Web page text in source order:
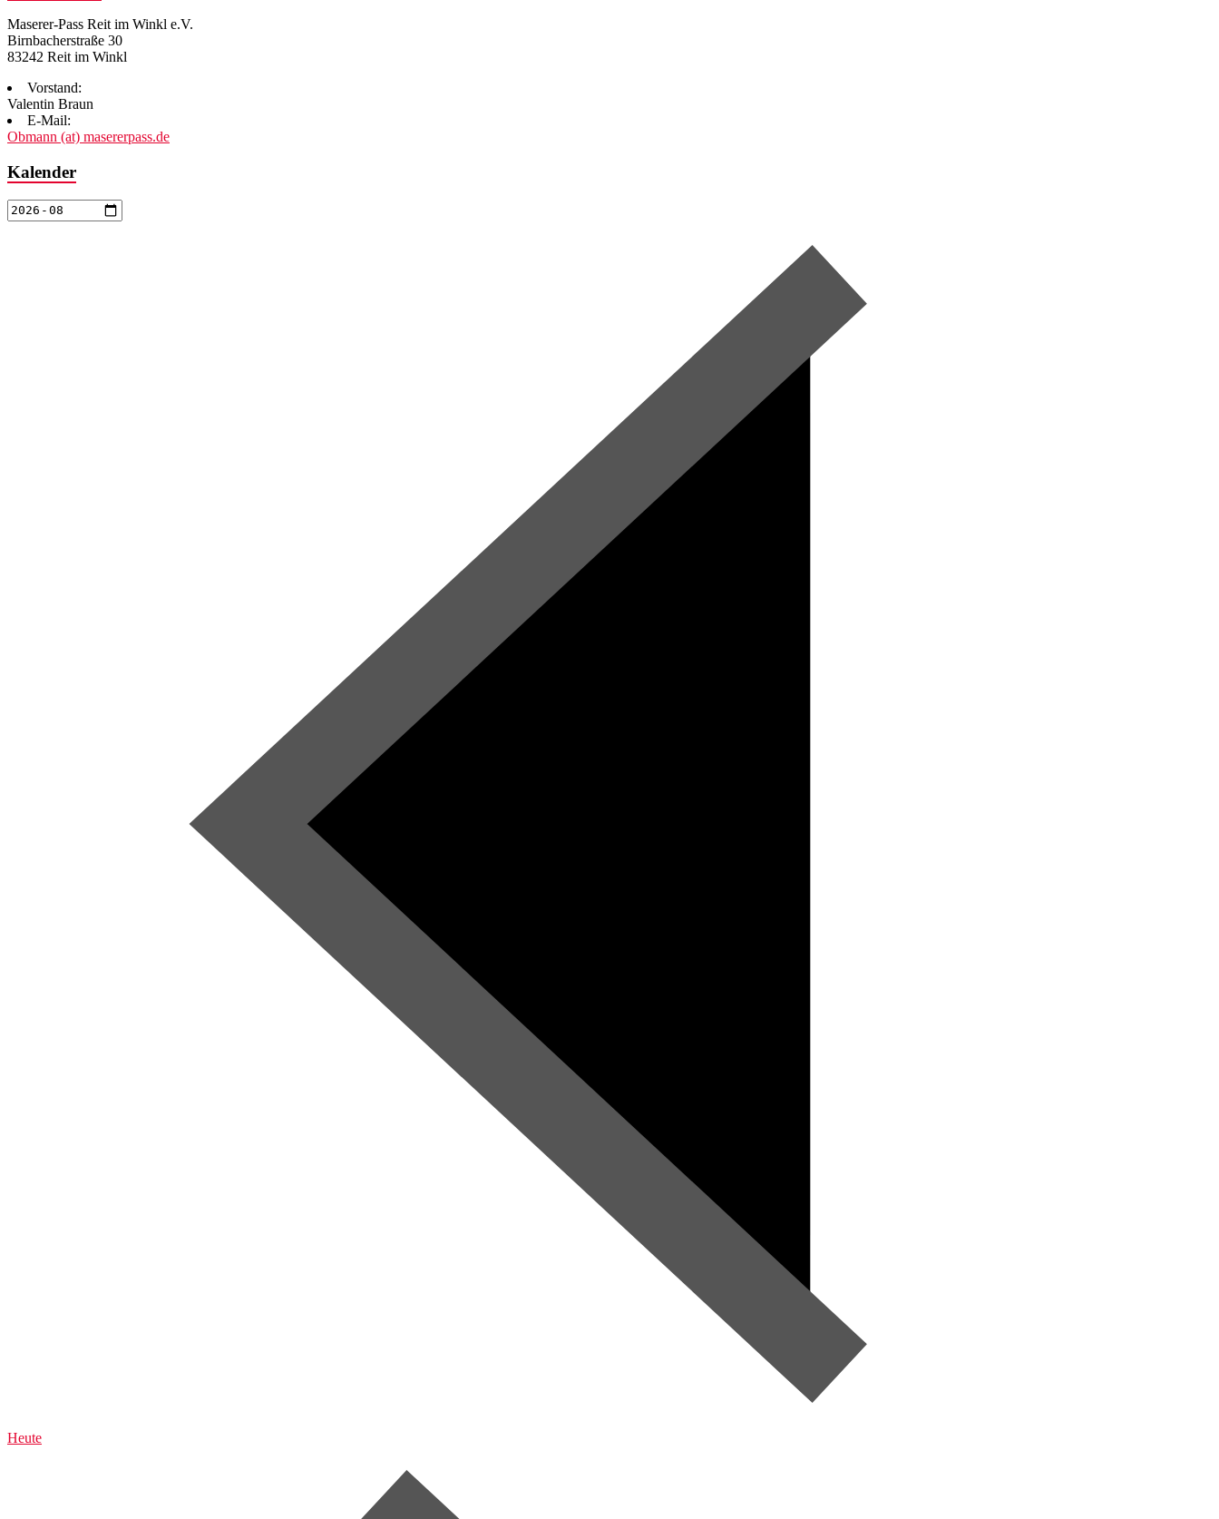
Maserer-Pass Reit im Winkl e.V.
Birnbacherstraße 30
83242 Reit im Winkl
Vorstand:
Valentin Braun
E-Mail:
Obmann (at) masererpass.de
Kalender
Heute